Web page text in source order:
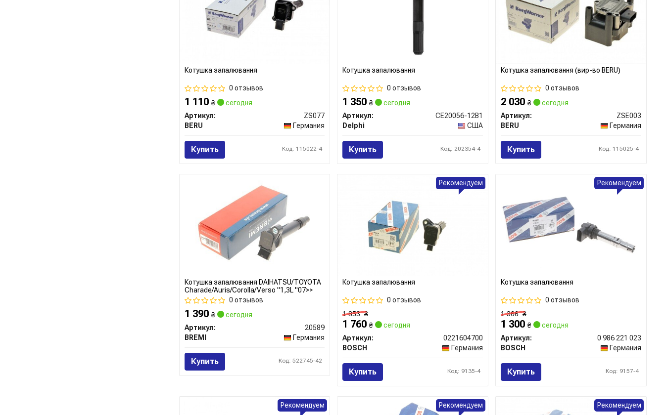
Котушка запалювання
0 отзывов
1 110 ₴
сегодня
Артикул:
ZS077
BERU
Германия
Купить Код: 115022-4
Котушка запалювання
0 отзывов
1 350₴
сегодня
Артикул:
CE20056-12B1
Delphi
США
Купить Код: 202354-4
Котушка запалювання (вир-во BERU)
0 отзывов
2 030₴
сегодня
Артикул:
ZSE003
BERU
Германия
Купить Код: 115025-4
Котушка запалювання DAIHATSU/TOYOTA
Charade/Auris/Corolla/Verso "1,3L "07>>
0 отзывов
1 390 ₴
сегодня
Артикул:
20589
BREMI
Германия
Купить Код: 522745-42
Котушка запалювання
0 отзывов
1 853₴
1 760₴
сегодня
Артикул:
0221604700
BOSCH
Германия
Купить Код: 9135-4
Рекомендуем
Котушка запалювання
0 отзывов
1 366₴
1 300₴
сегодня
Артикул:
0 986 221 023
BOSCH
Германия
Купить Код: 9157-4
Рекомендуем
Рекомендуем Рекомендуем Рекомендуем